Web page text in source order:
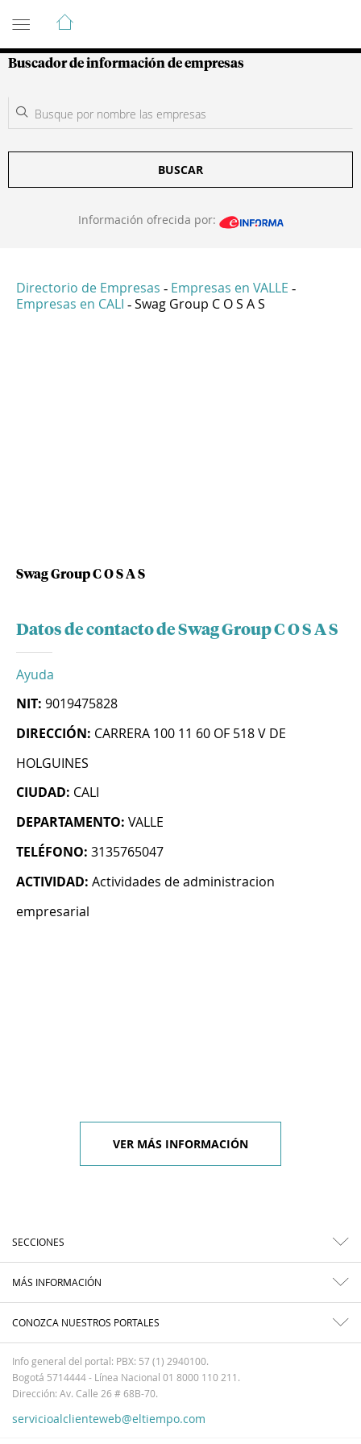
Guía de Empresas Colombianas
Buscador de información de empresas
BUSCAR
Información ofrecida por:
Directorio de Empresas - Empresas en VALLE -
Empresas en CALI - Swag Group C O S A S
Swag Group C O S A S
Datos de contacto de Swag Group C O S A S
Ayuda
NIT: 9019475828
DIRECCIÓN: CARRERA 100 11 60 OF 518 V DE
HOLGUINES
CIUDAD: CALI
DEPARTAMENTO: VALLE
TELÉFONO: 3135765047
ACTIVIDAD: Actividades de administracion
empresarial
VER MÁS INFORMACIÓN
SECCIONES
MÁS INFORMACIÓN
CONOZCA NUESTROS PORTALES
Info general del portal: PBX: 57 (1) 2940100.
Bogotá 5714444 - Línea Nacional 01 8000 110 211.
Dirección: Av. Calle 26 # 68B-70.
servicioalclienteweb@eltiempo.com